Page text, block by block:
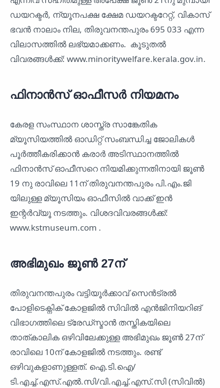
ഡയറക്ടർ, ന്യൂനപക്ഷ ക്ഷേമ ഡയറക്ടറേറ്റ്, വികാസ്
ഭവൻ നാലാം നില, തിരുവനന്തപുരം 695 033 എന്ന
വിലാസത്തിൽ ലഭ്യമാക്കണം. കൂടുതൽ
വിവരങ്ങൾക്ക്: www.minoritywelfare.kerala.gov.in.
ഫിനാൻസ് ഓഫീസർ നിയമനം
കേരള സംസ്ഥാന ശാസ്ത്ര സാങ്കേതിക
മ്യൂസിയത്തിൽ ഓഡിറ്റ് സംബന്ധിച്ച ജോലികൾ
പൂർത്തീകരിക്കാൻ കരാർ അടിസ്ഥാനത്തിൽ
ഫിനാൻസ് ഓഫീസറെ നിയമിക്കുന്നതിനായി ജൂൺ
19 നു രാവിലെ 11ന് തിരുവനന്തപുരം പി.എം.ജി
യിലുള്ള മ്യൂസിയം ഓഫീസിൽ വാക്ക് ഇൻ
ഇന്റർവ്യൂ നടത്തും. വിശദവിവരങ്ങൾക്ക്:
www.kstmuseum.com .
അഭിമുഖം ജൂൺ 27ന്
തിരുവനന്തപുരം വട്ടിയൂർക്കാവ് സെൻട്രൽ
പോളിടെക്നിക് കോളജിൽ സിവിൽ എൻജിനിയറിങ്
വിഭാഗത്തിലെ ട്രേഡ്സ്മാൻ തസ്തികയിലെ
താത്കാലിക ഒഴിവിലേക്കുള്ള അഭിമുഖം ജൂൺ 27ന്
രാവിലെ 10ന് കോളജിൽ നടത്തും. രണ്ട്
ഒഴിവുകളാണുള്ളത്. ഐ.ടി.ഐ/
ടി.എച്ച്.എസ്.എൽ.സി/വി.എച്ച്.എസ്.സി (സിവിൽ)